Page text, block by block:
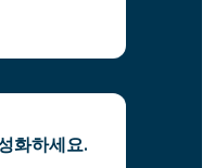
화하세요.